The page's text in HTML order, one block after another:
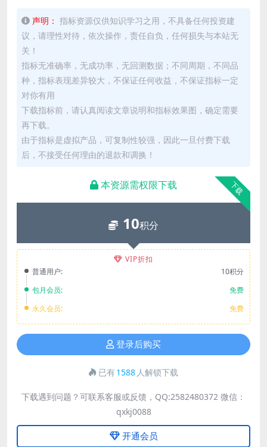
声明： 指标资源仅供知识学习之用，不具备任何投资建
议，请理性对待，依次操作，责任自负，任何损失与本站无
关！
指标无准确率，无成功率，无回测数据；不同周期，不同品
种，指标表现差异较大，不保证任何收益，不保证指标一定
对你有用
下载指标前，请认真阅读文章说明和指标效果图，确定需要
再下载。
由于指标是虚拟产品，可复制性较强，因此一旦付费下载
后，不接受任何理由的退款和调换！
下载
本资源需权限下载
10积分
VIP折扣
普通用户:
10积分
包月会员:
免费
永久会员:
免费
登录后购买
已有1588 人解锁下载
下载遇到问题？可联系客服或反馈，QQ:2582480372 微信：
qxkj0088
开通会员